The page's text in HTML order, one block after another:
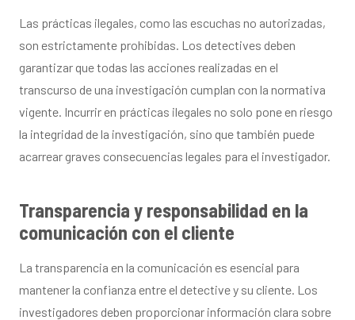
Las prácticas ilegales, como las escuchas no autorizadas,
son estrictamente prohibidas. Los detectives deben
garantizar que todas las acciones realizadas en el
transcurso de una investigación cumplan con la normativa
vigente. Incurrir en prácticas ilegales no solo pone en riesgo
la integridad de la investigación, sino que también puede
acarrear graves consecuencias legales para el investigador.
Transparencia y responsabilidad en la
comunicación con el cliente
La transparencia en la comunicación es esencial para
mantener la confianza entre el detective y su cliente. Los
investigadores deben proporcionar información clara sobre